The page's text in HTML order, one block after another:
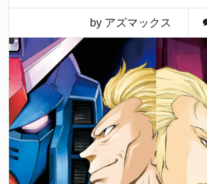
by アズマックス